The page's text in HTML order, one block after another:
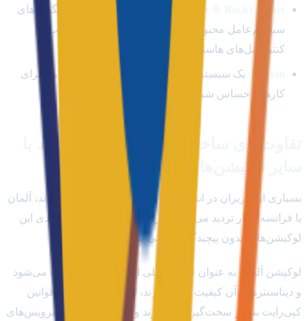
AlmaLinux & Rocky Linux:
بهترین و امن‌ترین جایگزین‌های
سیستم‌عامل محبوب سنت‌اواس (CentOS) برای نصب
کنترل‌پنل‌های هاستینگ.
Debian:
یک سیستم‌عامل فوق‌العاده سبک، پایدار و امن برای
کارهای حساس شبکه.
تفاوت‌های ساختاری سرور مجازی فنلاند با
سایر لوکیشن‌های اروپایی
بسیاری از کاربران در انتخاب میان خرید سرور مجازی فنلاند، آلمان
یا فرانسه دچار تردید می‌شوند. در این بخش تفاوت‌های کلیدی این
لوکیشن‌ها را بدون پیچیدگی بررسی می‌کنیم:
لوکیشن آلمان به عنوان قطب اصلی اینترنت اروپا شناخته می‌شود
و دیتاسنترهای آن کیفیت بالایی دارند، اما به همان نسبت قوانین
کپی‌رایت بسیار سخت‌گیرانه‌ای دارند و قیمت تمام‌شده سرویس‌های